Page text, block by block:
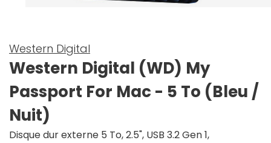
Western Digital
Western Digital (WD) My
Passport For Mac - 5 To (Bleu /
Nuit)
Disque dur externe 5 To, 2.5", USB 3.2 Gen 1,